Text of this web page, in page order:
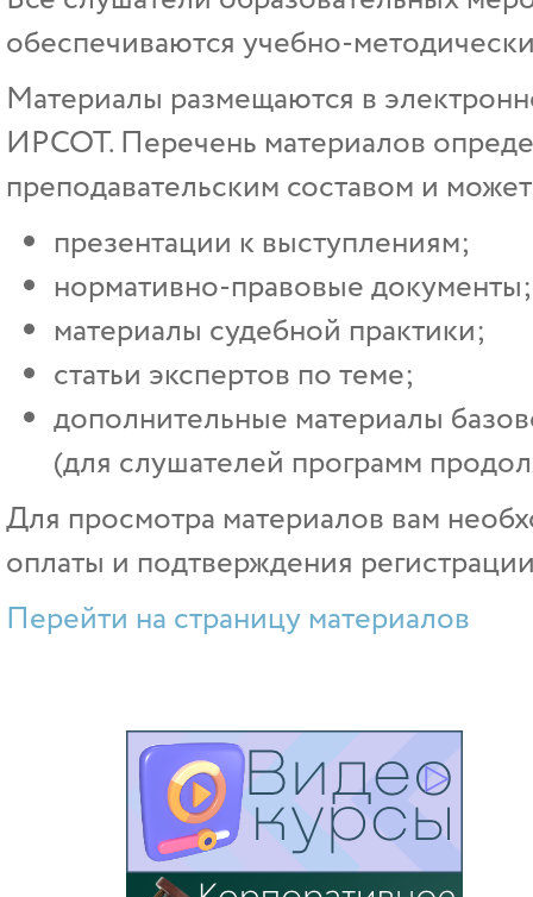
обеспечиваются учебно-
Материалы размещаются в
ИРСОТ. Перечень материалов
преподавательским составом и
презентации к выступлениям;
нормативно-правовые документы;
материалы судебной практики;
статьи экспертов по теме;
дополнительные материалы
(для слушателей программ
Для просмотра материалов вам
оплаты и подтверждения
Перейти на страницу материалов